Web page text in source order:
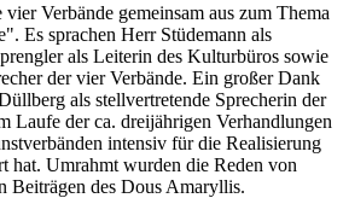
Verbände gemeinsam aus zum Thema
Es sprachen Herr Stüdemann als
als Leiterin des Kulturbüros sowie
der vier Verbände. Ein großer Dank
als stellvertretende Sprecherin der
Laufe der ca. dreijährigen Verhandlungen
intensiv für die Realisierung
hat. Umrahmt wurden die Reden von
Beiträgen des Dous Amaryllis.